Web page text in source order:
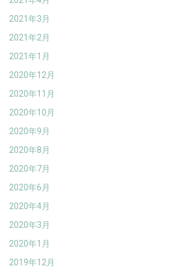
2021年3月
2021年2月
2021年1月
2020年12月
2020年11月
2020年10月
2020年9月
2020年8月
2020年7月
2020年6月
2020年4月
2020年3月
2020年1月
2019年12月